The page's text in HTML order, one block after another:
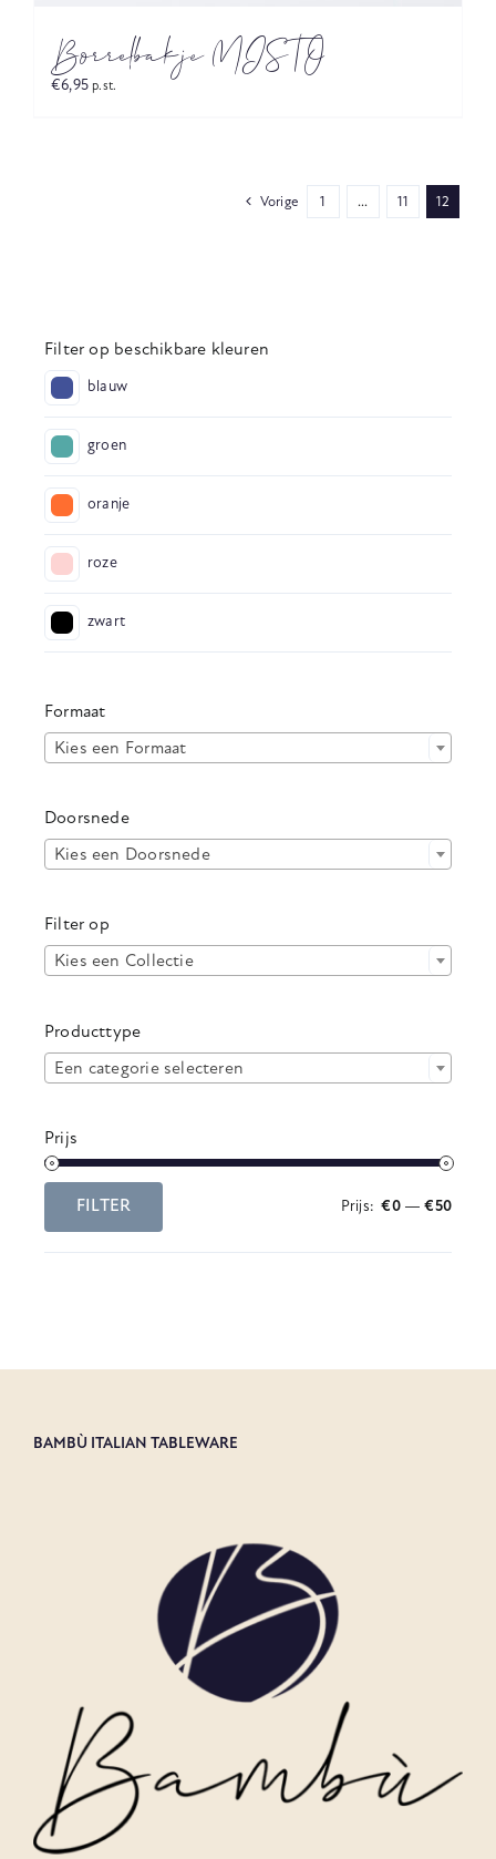
Borrelbakje MISTO
€6,95 p.st.
Vorige 1 … 11 12
Filter op beschikbare kleuren
blauw
groen
oranje
roze
zwart
Formaat
Kies een Formaat
Doorsnede
Kies een Doorsnede
Filter op
Kies een Collectie
Producttype
Een categorie selecteren
Prijs
FILTER Prijs: €0—€50
BAMBÙ ITALIAN TABLEWARE